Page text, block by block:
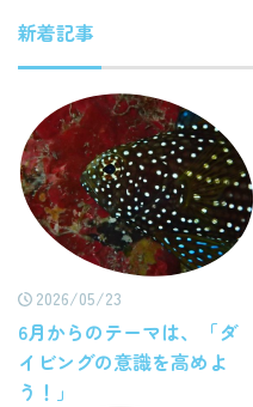
新着記事
2026/05/23
6月からのテーマは、「ダ
イビングの意識を高めよ
う！」